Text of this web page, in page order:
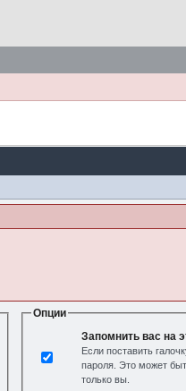
Опции
Запомнить вас на
Если поставить
пароля. Это может
только вы.